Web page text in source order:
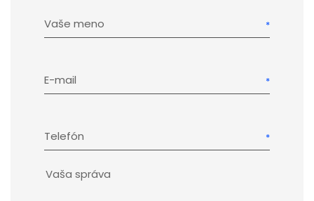
Vaše meno
E-mail
Telefón